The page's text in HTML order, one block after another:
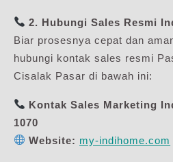
2. Hubungi Sales Resmi
Biar prosesnya cepat dan
hubungi kontak sales resmi
Cisalak Pasar di bawah ini:
Kontak Sales Marketing
1070
Website: my-indihome.com